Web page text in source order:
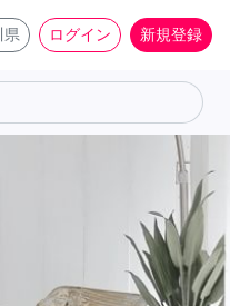
県 ログイン 新規登録